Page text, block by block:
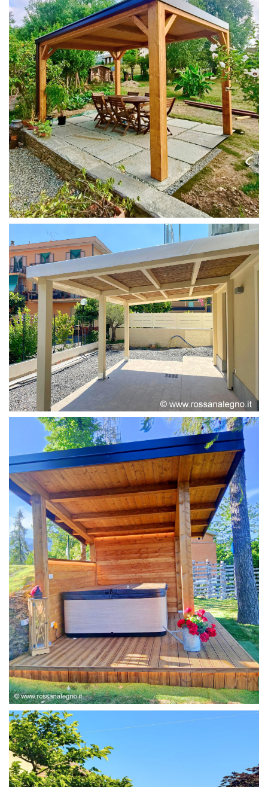
PERGOLA 4X3
PERGOLA ADOSSATA
STRUTTURA ABETE LAMELLARE, RIVESTIMENTO IN
LARICE,